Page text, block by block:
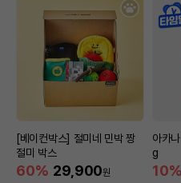
[베이컨박스] 절미네 민박 짱
절미 박스
60% 29,900원
아카
g
10%